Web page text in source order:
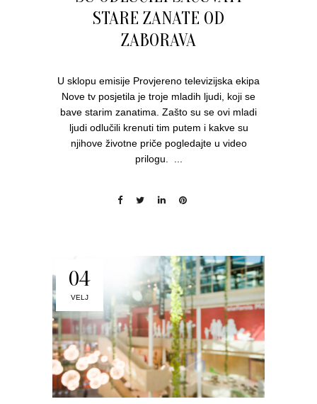
STARE ZANATE OD
ZABORAVA
U sklopu emisije Provjereno televizijska ekipa
Nove tv posjetila je troje mladih ljudi, koji se
bave starim zanatima. Zašto su se ovi mladi
ljudi odlučili krenuti tim putem i kakve su
njihove životne priče pogledajte u video
prilogu. ...
04
VELJ